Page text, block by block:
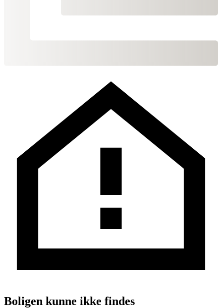
Boligen kunne ikke findes